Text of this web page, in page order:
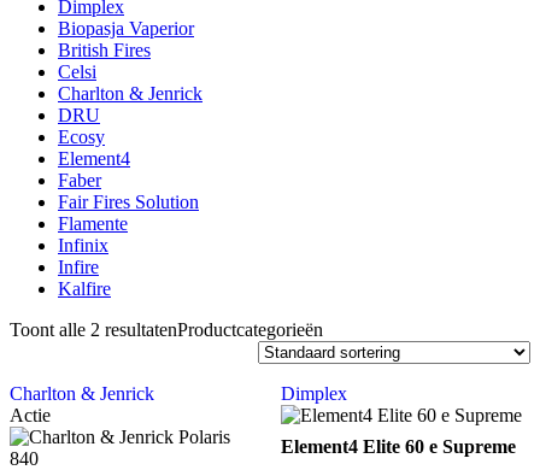
Dimplex
Biopasja Vaperior
British Fires
Celsi
Charlton & Jenrick
DRU
Ecosy
Element4
Faber
Fair Fires Solution
Flamente
Infinix
Infire
Kalfire
Productcategorieën
Toont alle 2 resultaten
Charlton & Jenrick
Actie
Dimplex
Element4 Elite 60 e Supreme